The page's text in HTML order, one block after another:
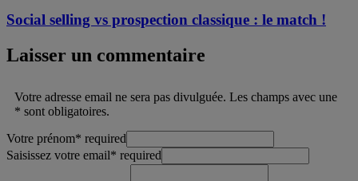
Social selling vs prospection classique : le match !
Laisser un commentaire
Votre adresse email ne sera pas divulguée. Les champs avec une
* sont obligatoires.
Votre prénom* required
Saisissez votre email* required